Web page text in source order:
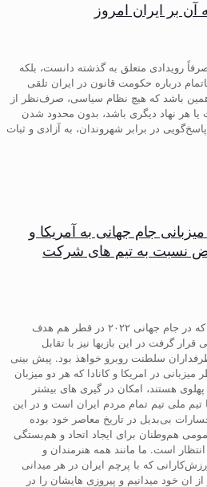
بر ایران امروز
رویدادی متعلق به گذشته دانست، بلکه
درباره حکومت قانون در ایران تلقی
باشد که هیچ نظام سیاسی، صرف‌نظر از
هر نهاد دیگری باشد، بدون محدود شدن
در برابر شهروندان، به آزادی و ثبات
جام جهانی به آمریکا و
نسبت به تیم های شرکت
گودرز اقتداری: تیم ملی همانگونه که در جام جهانی ۲۰۲۲ در قطر هم هدف
گرفت در این بازیها نیز با تقابل
سلطنت روبرو خواهذ بود. پیش بینی
در امریکا و کانادا که هر دو میزبان
هستند، امکان در گیری های بیشتر
ملی تیم تمام مردم ایران است و در این
بی‌بدیل در تاریخ معاصر خود بوده
هم‌وطنان برای ایجاد اتحاد و هم‌بستگی
است. ما مانند همه هنرمندان و
که با پرچم ایران در هر میدانی
از ان خود میدانیم و پیروزی هایشان را در